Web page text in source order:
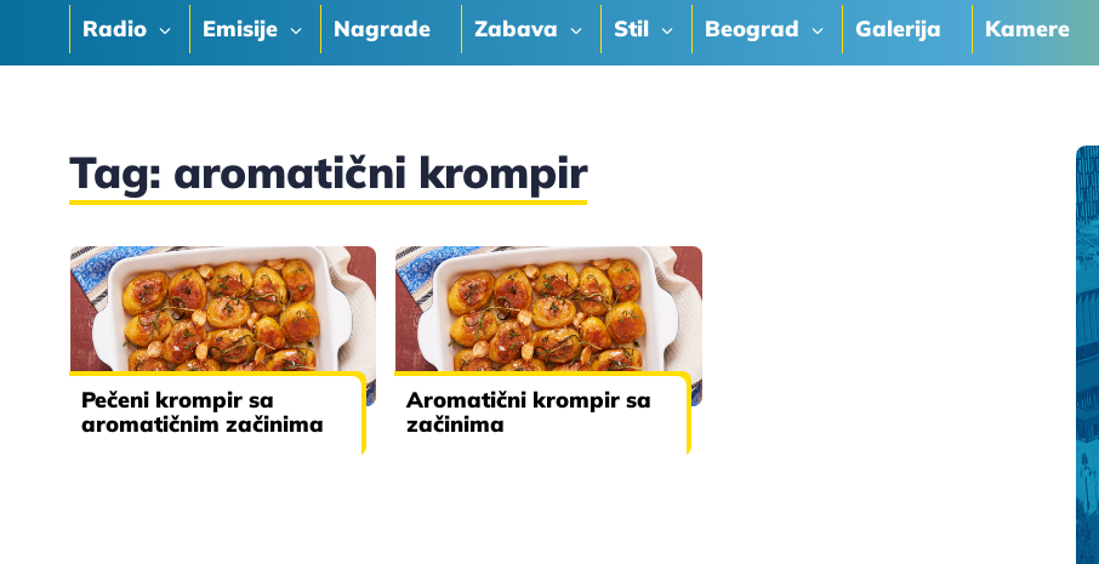
Radio Emisije Nagrade Zabava Stil Beograd Galerija Kamere
Tag: aromatični krompir
Pečeni krompir sa
aromatičnim začinima
Aromatični krompir sa
začinima